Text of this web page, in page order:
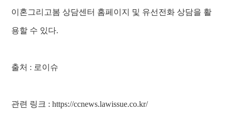
이혼그리고봄 상담센터 홈페이지 및 유선전화 상담을 활
용할 수 있다.
출처 : 로이슈
관련 링크 : https://ccnews.lawissue.co.kr/